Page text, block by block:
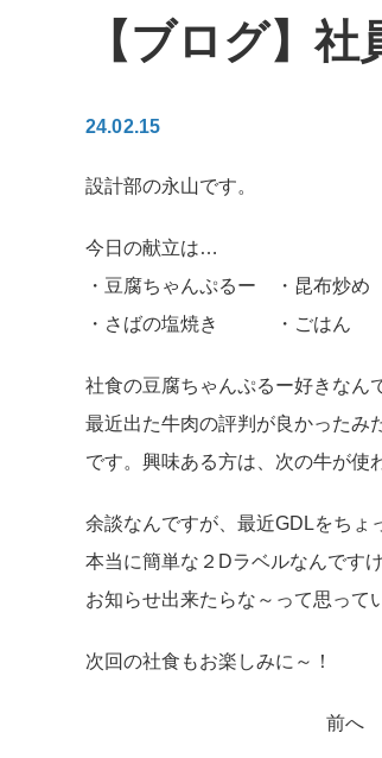
【ブログ】社
24.02.15
設計部の永山です。
今日の献立は…
・豆腐ちゃんぷるー ・昆布炒
・さばの塩焼き ・ごはん
社食の豆腐ちゃんぷるー好きなん
最近出た牛肉の評判が良かったみ
です。興味ある方は、次の牛が使
余談なんですが、最近GDLをちょ
本当に簡単な２Dラベルなんです
お知らせ出来たらな～って思って
次回の社食もお楽しみに～！
前へ